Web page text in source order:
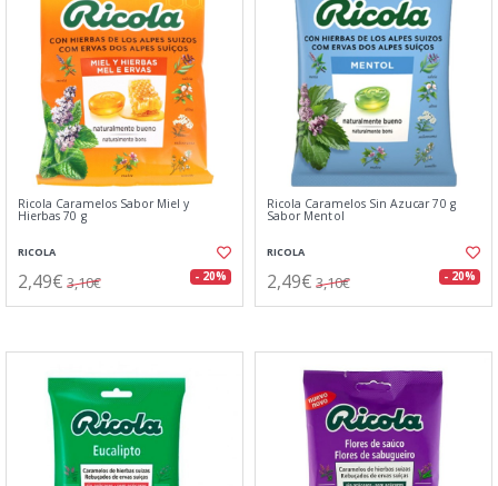
Ricola Caramelos Sabor Miel y
Hierbas 70 g
RICOLA
2,49€ 3,10€ - 20%
Ricola Caramelos Sin Azucar 70 g
Sabor Mentol
RICOLA
2,49€ 3,10€ - 20%